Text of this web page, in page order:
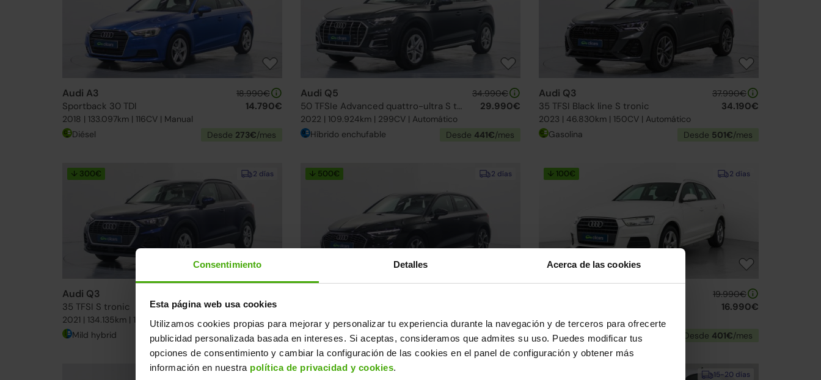
Consentimiento Detalles Acerca de las cookies
Esta página web usa cookies
Utilizamos cookies propias para mejorar y personalizar tu experiencia durante la navegación y de terceros para ofrecerte
publicidad personalizada basada en intereses. Si aceptas, consideramos que admites su uso. Puedes modificar tus
opciones de consentimiento y cambiar la configuración de las cookies en el panel de configuración y obtener más
información en nuestra política de privacidad y cookies.
Audi A3
Sportback 30 TDI
2018 | 133.097km | 116CV | Manual
18.990€
14.790€
Diésel Desde 273€/mes
Audi Q5
50 TFSIe Advanced quattro-ultra S tronic
2022 | 109.924km | 299CV | Automático
34.990€
29.990€
Híbrido enchufable Desde 441€/mes
Audi Q3
35 TFSI Black line S tronic
2023 | 46.830km | 150CV | Automático
37.990€
34.190€
Gasolina Desde 501€/mes
2 días
↓ 300€
Audi Q3
35 TFSI S tronic
2021 | 134.135km | 150CV | Automático
20.590€
Mild hybrid Desde317€ /mes
2 días
↓ 500€
2022 | 109.066km | 204CV | Automático
Híbrido enchufable Desde335€/mes
2 días
↓ 100€
2016 | 101.023km | 150CV | Manual
19.990€
16.990€
Gasolina Desde 401€/mes
15-20 días 15-20 días